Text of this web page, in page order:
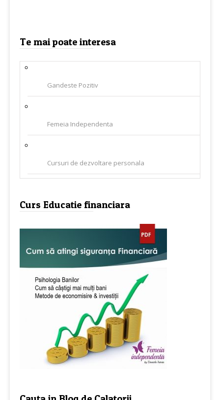
Te mai poate interesa
Gandeste Pozitiv
Femeia Independenta
Cursuri de dezvoltare personala
Curs Educatie financiara